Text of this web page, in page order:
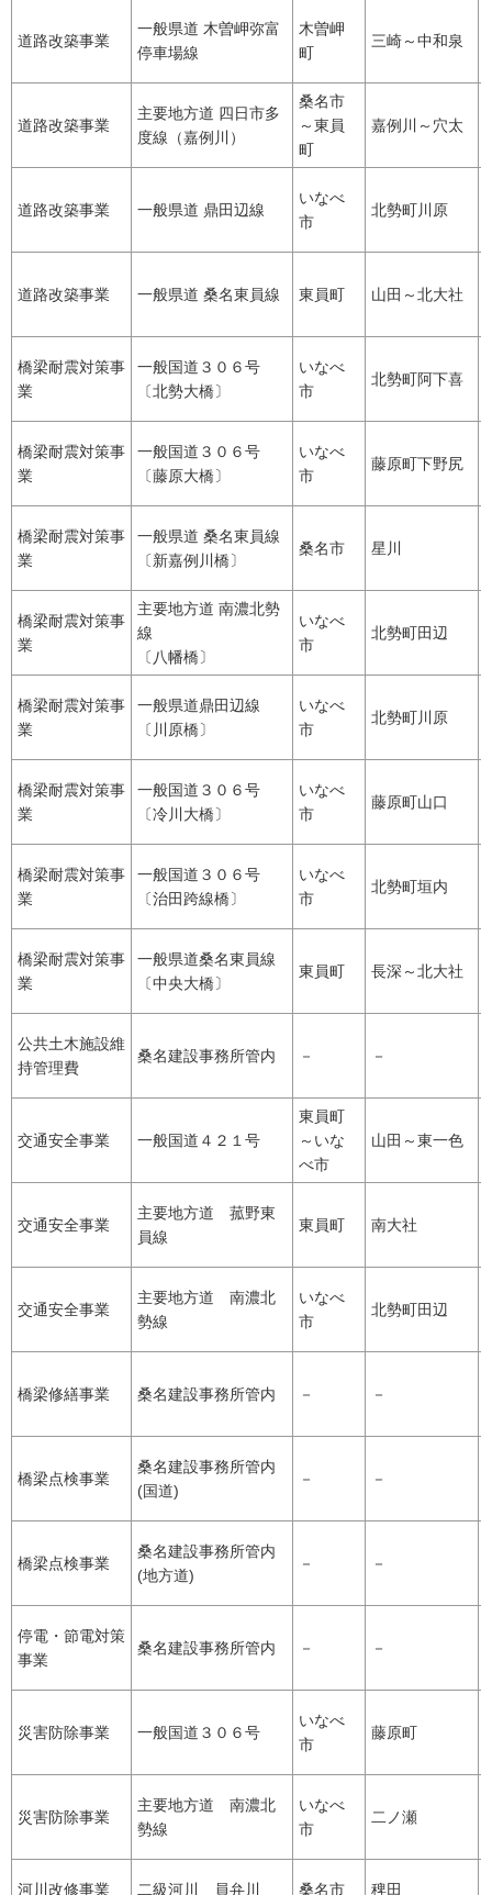
道路改築事業
一般県道 木曽岬弥富
停車場線
木曽岬
町
三崎～中和泉
道路改築事業
主要地方道 四日市多
度線（嘉例川）
桑名市
～東員
町
嘉例川～穴太
道路改築事業 一般県道 鼎田辺線
いなべ
市
北勢町川原
道路改築事業 一般県道 桑名東員線 東員町 山田～北大社
橋梁耐震対策事
業
一般国道３０６号
〔北勢大橋〕
いなべ
市
北勢町阿下喜
橋梁耐震対策事
業
一般国道３０６号
〔藤原大橋〕
いなべ
市
藤原町下野尻
橋梁耐震対策事
業
一般県道 桑名東員線
〔新嘉例川橋〕
桑名市 星川
橋梁耐震対策事
業
主要地方道 南濃北勢
線
〔八幡橋〕
いなべ
市
北勢町田辺
橋梁耐震対策事
業
一般県道鼎田辺線
〔川原橋〕
いなべ
市
北勢町川原
橋梁耐震対策事
業
一般国道３０６号
〔冷川大橋〕
いなべ
市
藤原町山口
橋梁耐震対策事
業
一般国道３０６号
〔治田跨線橋〕
いなべ
市
北勢町垣内
橋梁耐震対策事
業
一般県道桑名東員線
〔中央大橋〕
東員町 長深～北大社
公共土木施設維
持管理費
桑名建設事務所管内 － －
交通安全事業 一般国道４２１号
東員町
～いな
べ市
山田～東一色
交通安全事業
主要地方道 菰野東
員線
東員町 南大社
交通安全事業
主要地方道 南濃北
勢線
いなべ
市
北勢町田辺
橋梁修繕事業 桑名建設事務所管内 － －
橋梁点検事業
桑名建設事務所管内
(国道)
－ －
橋梁点検事業
桑名建設事務所管内
(地方道)
－ －
停電・節電対策
事業
桑名建設事務所管内 － －
災害防除事業 一般国道３０６号
いなべ
市
藤原町
災害防除事業
主要地方道 南濃北
勢線
いなべ
市
二ノ瀬
河川改修事業 二級河川 員弁川 桑名市 稗田